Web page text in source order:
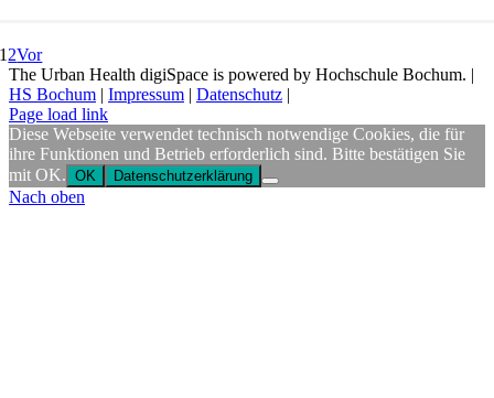
1 2Vor
The Urban Health digiSpace is powered by Hochschule Bochum. |
HS Bochum | Impressum | Datenschutz |
Page load link
Diese Webseite verwendet technisch notwendige Cookies, die für
ihre Funktionen und Betrieb erforderlich sind. Bitte bestätigen Sie
mit OK. OK Datenschutzerklärung
Nach oben